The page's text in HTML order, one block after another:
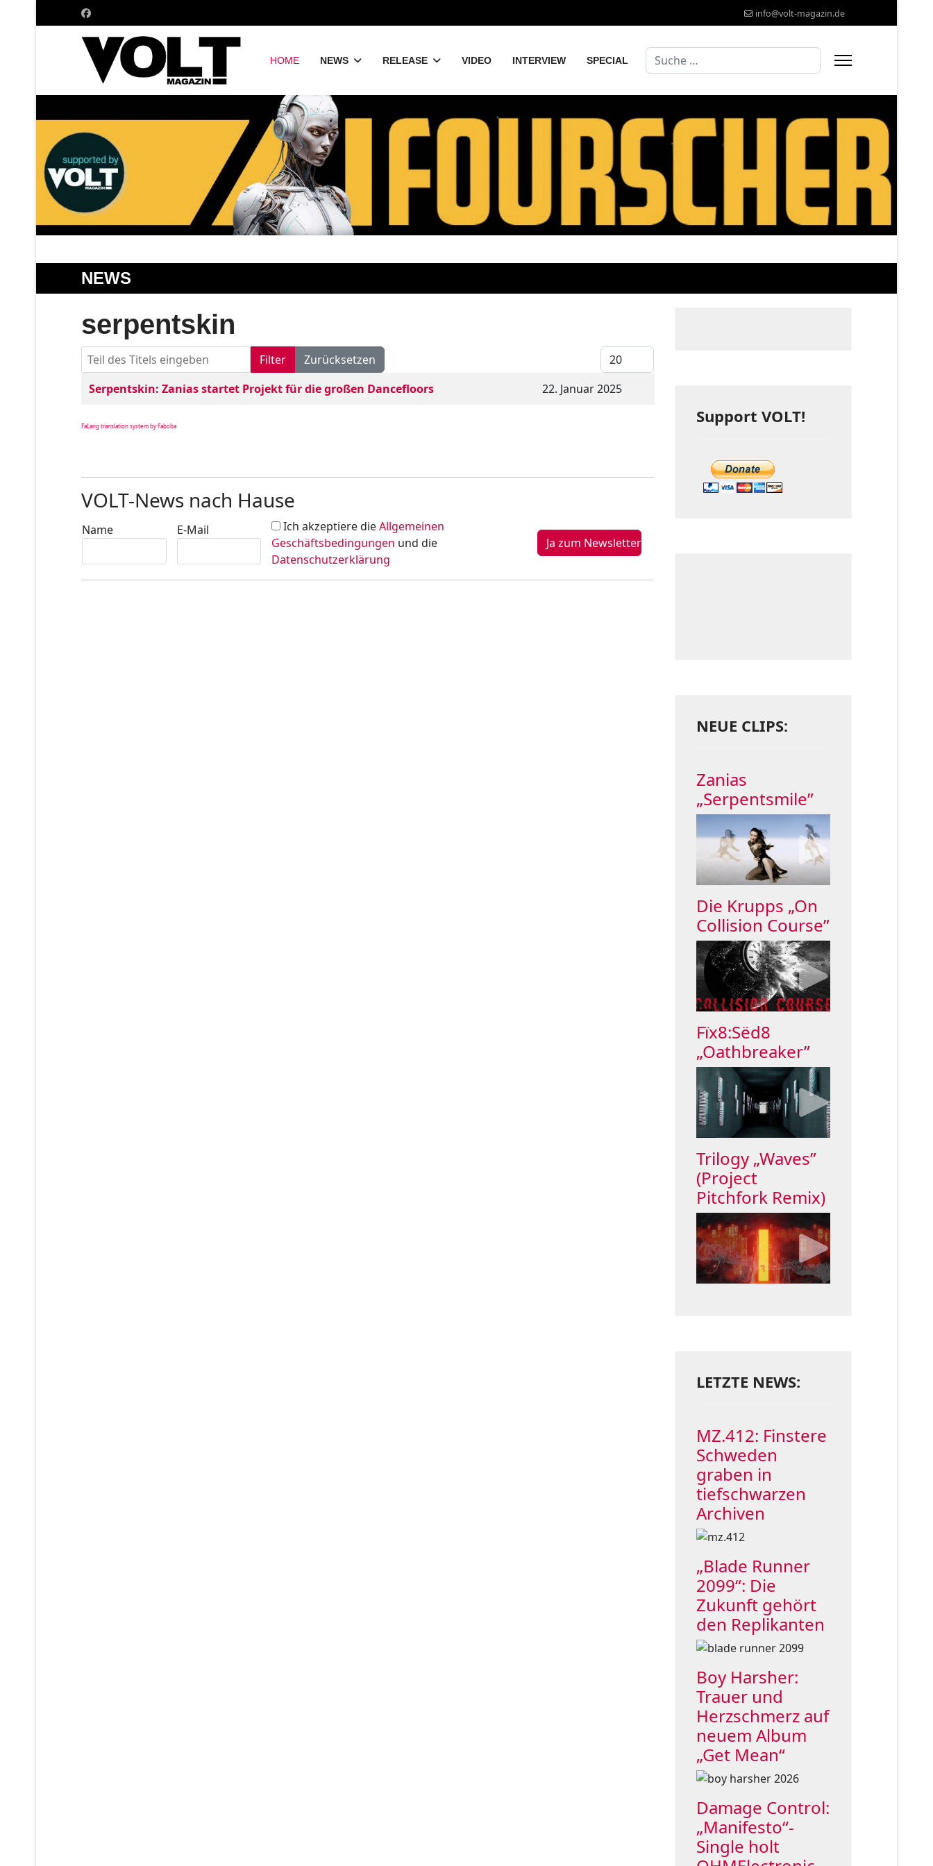
info@volt-magazin.de
HOME NEWS RELEASE VIDEO INTERVIEW SPECIAL Suchen
NEWS
serpentskin
Teil des Titels eingeben Filter Zurücksetzen Anzeige #
Titel Veröffentlichungsdatum
Serpentskin: Zanias startet Projekt für die großen Dancefloors 22. Januar 2025
FaLang translation system by Faboba
VOLT-News nach Hause
Name E-Mail Ich akzeptiere dieAllgemeinen
Geschäftsbedingungen und die
Datenschutzerklärung
Support VOLT!
NEUE CLIPS:
Zanias
„Serpentsmile”
Die Krupps „On
Collision Course”
Fïx8:Sëd8
„Oathbreaker”
Trilogy „Waves”
(Project
Pitchfork Remix)
LETZTE NEWS:
MZ.412: Finstere
Schweden
graben in
tiefschwarzen
Archiven
„Blade Runner
2099“: Die
Zukunft gehört
den Replikanten
Boy Harsher:
Trauer und
Herzschmerz auf
neuem Album
„Get Mean“
Damage Control:
„Manifesto“-
Single holt